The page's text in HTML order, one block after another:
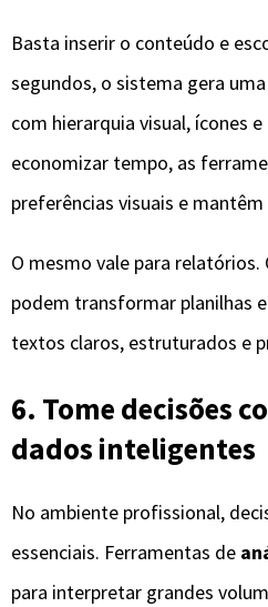
Basta inserir o conteúdo e
segundos, o sistema gera
com hierarquia visual, ícones
economizar tempo, as
preferências visuais e
O mesmo vale para relatórios.
podem transformar planilhas
textos claros, estruturados e
6. Tome decisões
dados inteligentes
No ambiente profissional,
essenciais. Ferramentas de
para interpretar grandes